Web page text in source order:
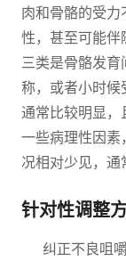
肉和骨骼的受
性，甚至可能伴
三类是骨骼发
称，或者小时候
通常比较明显，
一些病理性因素
况相对少见，通
针对性调整
纠正不良咀